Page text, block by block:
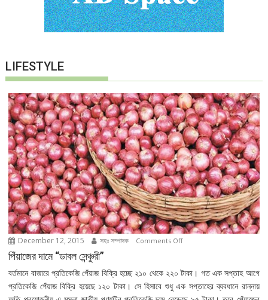
LIFESTYLE
December 12, 2015 সহঃ সম্পাদক Comments Offon
“ডাবল
সেন্ঞ্চুরী”
পিঁয়াজের দামে “ডাবল সেন্ঞ্চুরী”
বর্তমানে বাজারে প্রতিকেজি পেঁয়াজ বিক্রি হচ্ছে ২১০ থেকে ২২০ টাকা। গত এক সপ্তাহ আগে
প্রতিকেজি পেঁয়াজ বিক্রি হয়েছে ১২০ টাকা। সে হিসাবে শুধু এক সপ্তাহের ব্যবধানে রান্নায়